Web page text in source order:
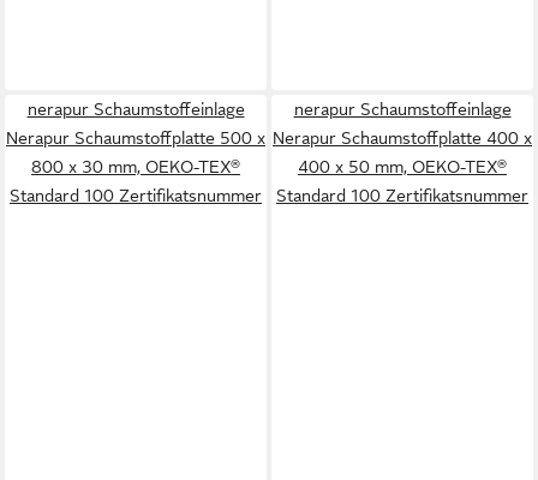
nerapur Schaumstoffeinlage
Nerapur Schaumstoffplatte 500 x
800 x 30 mm, OEKO-TEX®
Standard 100 Zertifikatsnummer
nerapur Schaumstoffeinlage
Nerapur Schaumstoffplatte 400 x
400 x 50 mm, OEKO-TEX®
Standard 100 Zertifikatsnummer